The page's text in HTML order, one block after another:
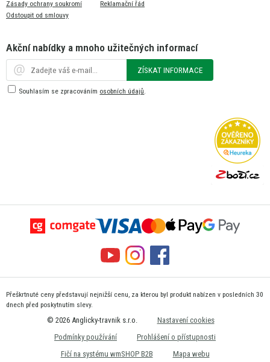
Zásady ochrany soukromí
Odstoupit od smlouvy
Reklamační řád
Akční nabídky a mnoho užitečných informací
ZÍSKAT INFORMACE
Souhlasím se zpracováním osobních údajů
Přeškrtnuté ceny představují nejnižší cenu, za kterou byl produkt nabízen v posledních 30
dnech před poskytnutím slevy.
© 2026 Anglicky-travnik s.r.o.
Nastavení cookies
Podmínky používání
Prohlášení o přístupnosti
Fičí na systému wmSHOP B2B
Mapa webu